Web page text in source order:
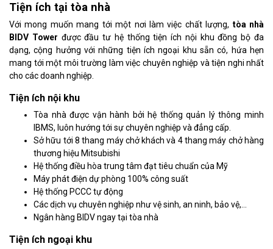
Tiện ích tại tòa nhà
Với mong muốn mang tới một nơi làm việc chất lượng, tòa nhà
BIDV Tower được đầu tư hệ thống tiện ích nội khu đồng bộ đa
dạng, cộng hưởng với những tiện ích ngoại khu sẵn có, hứa hẹn
mang tới một môi trường làm việc chuyên nghiệp và tiện nghi nhất
cho các doanh nghiệp.
Tiện ích nội khu
Tòa nhà được vận hành bởi hệ thống quản lý thông minh
IBMS, luôn hướng tới sự chuyên nghiệp và đẳng cấp.
Sở hữu tới 8 thang máy chở khách và 4 thang máy chở hàng
thương hiệu Mitsubishi
Hệ thống điều hòa trung tâm đạt tiêu chuẩn của Mỹ
Máy phát điện dự phòng 100% công suất
Hệ thống PCCC tự động
Các dịch vụ chuyên nghiệp như vệ sinh, an ninh, bảo vệ,…
Ngân hàng BIDV ngay tại tòa nhà
Tiện ích ngoại khu